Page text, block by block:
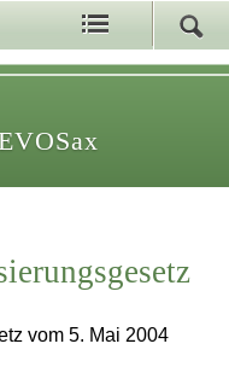
vom 5. Mai 2004